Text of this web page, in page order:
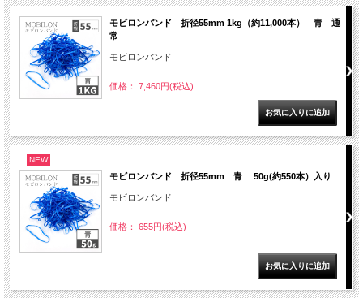
モビロンバンド 折径55mm 1kg（約11,000本） 青 通
常
モビロンバンド
価格： 7,460円(税込)
NEW
モビロンバンド 折径55mm 青 50g(約550本）入り
モビロンバンド
価格： 655円(税込)